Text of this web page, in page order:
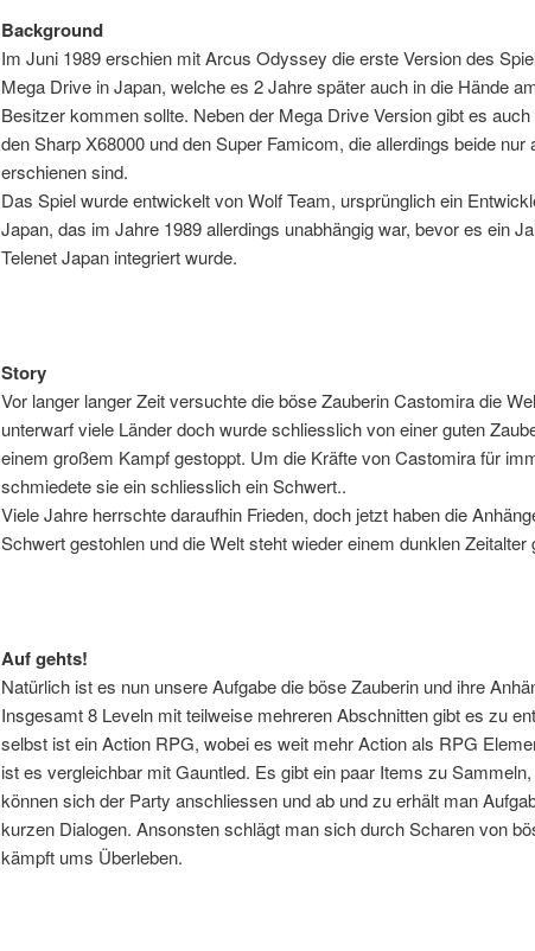
Background
Im Juni 1989 erschien mit Arcus Odyssey die erste Version des
Mega Drive in Japan, welche es 2 Jahre später auch in die Hände
Besitzer kommen sollte. Neben der Mega Drive Version gibt es
den Sharp X68000 und den Super Famicom, die allerdings beide nur
erschienen sind.
Das Spiel wurde entwickelt von Wolf Team, ursprünglich ein
Japan, das im Jahre 1989 allerdings unabhängig war, bevor es ein
Telenet Japan integriert wurde.
Story
Vor langer langer Zeit versuchte die böse Zauberin Castomira die
unterwarf viele Länder doch wurde schliesslich von einer guten
einem großem Kampf gestoppt. Um die Kräfte von Castomira für
schmiedete sie ein schliesslich ein Schwert..
Viele Jahre herrschte daraufhin Frieden, doch jetzt haben die
Schwert gestohlen und die Welt steht wieder einem dunklen Zeitalter
Auf gehts!
Natürlich ist es nun unsere Aufgabe die böse Zauberin und ihre
Insgesamt 8 Leveln mit teilweise mehreren Abschnitten gibt es zu
selbst ist ein Action RPG, wobei es weit mehr Action als RPG
ist es vergleichbar mit Gauntled. Es gibt ein paar Items zu
können sich der Party anschliessen und ab und zu erhält man
kurzen Dialogen. Ansonsten schlägt man sich durch Scharen von
kämpft ums Überleben.